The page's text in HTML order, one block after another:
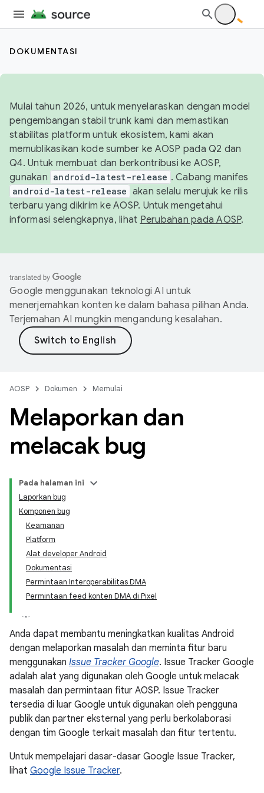
DOKUMENTASI
Mulai tahun 2026, untuk menyelaraskan dengan model
pengembangan stabil trunk kami dan memastikan
stabilitas platform untuk ekosistem, kami akan
memublikasikan kode sumber ke AOSP pada Q2 dan
Q4. Untuk membuat dan berkontribusi ke AOSP,
gunakan android-latest-release . Cabang manifes
android-latest-release akan selalu merujuk ke rilis
terbaru yang dikirim ke AOSP. Untuk mengetahui
informasi selengkapnya, lihat Perubahan pada AOSP.
Google menggunakan teknologi AI untuk
menerjemahkan konten ke dalam bahasa pilihan Anda.
Terjemahan AI mungkin mengandung kesalahan.
AOSP Dokumen Memulai
Melaporkan dan
melacak bug
Pada halaman ini
Laporkan bug
Komponen bug
Keamanan
Platform
Alat developer Android
Dokumentasi
Permintaan Interoperabilitas DMA
Permintaan feed konten DMA di Pixel
Anda dapat membantu meningkatkan kualitas Android
dengan melaporkan masalah dan meminta fitur baru
menggunakan Issue Tracker Google. Issue Tracker Google
adalah alat yang digunakan oleh Google untuk melacak
masalah dan permintaan fitur AOSP. Issue Tracker
tersedia di luar Google untuk digunakan oleh pengguna
publik dan partner eksternal yang perlu berkolaborasi
dengan tim Google terkait masalah dan fitur tertentu.
Untuk mempelajari dasar-dasar Google Issue Tracker,
lihat Google Issue Tracker.